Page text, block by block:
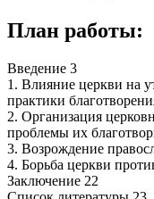
План работы:
Введение 3
1. Влияние церкви на
практики
2. Организация
проблемы их
3. Возрождение
4. Борьба церкви
Заключение 22